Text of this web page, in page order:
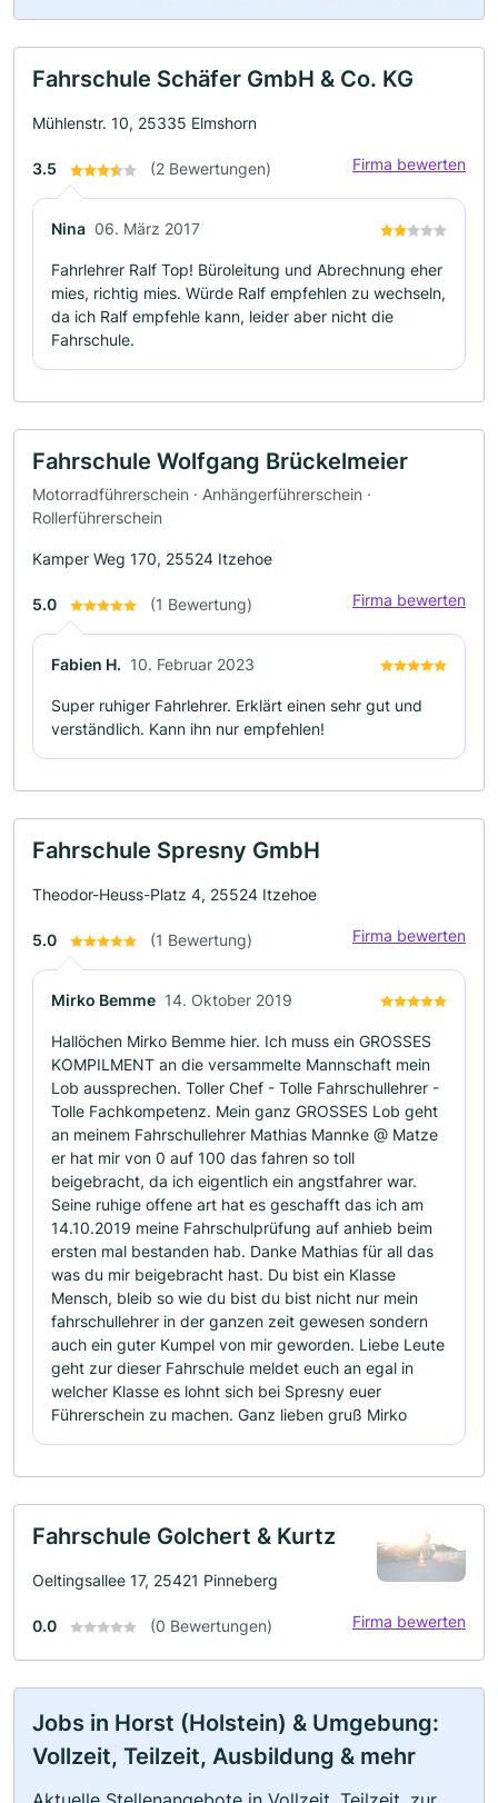
Fahrschule Schäfer GmbH & Co. KG
Mühlenstr. 10, 25335 Elmshorn
3.5 (2 Bewertungen) Firma bewerten
Nina 06. März 2017
Fahrlehrer Ralf Top! Büroleitung und Abrechnung eher
mies, richtig mies. Würde Ralf empfehlen zu wechseln,
da ich Ralf empfehle kann, leider aber nicht die
Fahrschule.
Fahrschule Wolfgang Brückelmeier
Motorradführerschein · Anhängerführerschein ·
Rollerführerschein
Kamper Weg 170, 25524 Itzehoe
5.0 (1 Bewertung) Firma bewerten
Fabien H. 10. Februar 2023
Super ruhiger Fahrlehrer. Erklärt einen sehr gut und
verständlich. Kann ihn nur empfehlen!
Fahrschule Spresny GmbH
Theodor-Heuss-Platz 4, 25524 Itzehoe
5.0 (1 Bewertung) Firma bewerten
Mirko Bemme 14. Oktober 2019
Hallöchen Mirko Bemme hier. Ich muss ein GROSSES
KOMPILMENT an die versammelte Mannschaft mein
Lob aussprechen. Toller Chef - Tolle Fahrschullehrer -
Tolle Fachkompetenz. Mein ganz GROSSES Lob geht
an meinem Fahrschullehrer Mathias Mannke @ Matze
er hat mir von 0 auf 100 das fahren so toll
beigebracht, da ich eigentlich ein angstfahrer war.
Seine ruhige offene art hat es geschafft das ich am
14.10.2019 meine Fahrschulprüfung auf anhieb beim
ersten mal bestanden hab. Danke Mathias für all das
was du mir beigebracht hast. Du bist ein Klasse
Mensch, bleib so wie du bist du bist nicht nur mein
fahrschullehrer in der ganzen zeit gewesen sondern
auch ein guter Kumpel von mir geworden. Liebe Leute
geht zur dieser Fahrschule meldet euch an egal in
welcher Klasse es lohnt sich bei Spresny euer
Führerschein zu machen. Ganz lieben gruß Mirko
Fahrschule Golchert & Kurtz
Oeltingsallee 17, 25421 Pinneberg
0.0 (0 Bewertungen) Firma bewerten
Jobs in Horst (Holstein) & Umgebung:
Vollzeit, Teilzeit, Ausbildung & mehr